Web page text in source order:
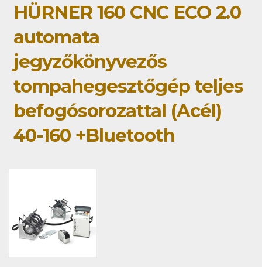
HÜRNER 160 CNC ECO 2.0
automata
jegyzőkönyvezős
tompahegesztőgép teljes
befogósorozattal (Acél)
40-160 +Bluetooth